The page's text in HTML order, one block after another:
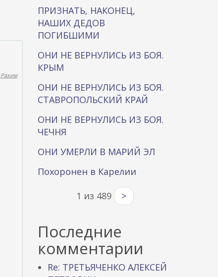
Рахим
ПРИЗНАТЬ, НАКОНЕЦ,
НАШИХ ДЕДОВ
ПОГИБШИМИ
ОНИ НЕ ВЕРНУЛИСЬ ИЗ БОЯ.
КРЫМ
ОНИ НЕ ВЕРНУЛИСЬ ИЗ БОЯ.
СТАВРОПОЛЬСКИЙ КРАЙ
ОНИ НЕ ВЕРНУЛИСЬ ИЗ БОЯ.
ЧЕЧНЯ
ОНИ УМЕРЛИ В МАРИЙ ЭЛ
Похоронен в Карелии
1 из 489 >
Последние
комментарии
Re: ТРЕТЬЯЧЕНКО АЛЕКСЕЙ